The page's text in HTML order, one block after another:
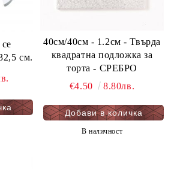
см.
40см/40см - 1.2см - Твърда
квадратна подложка за
торта - СРЕБРО
€4.50
8.80лв.
В наличност